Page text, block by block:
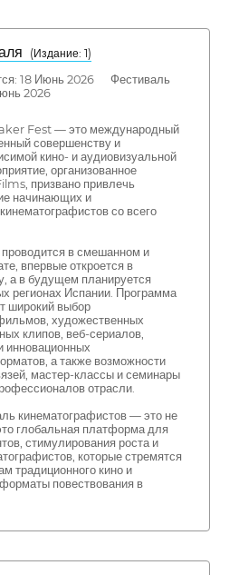
( Издание: 1)
18 Июнь 2026 Фестиваль
2026
Fest — это международный
совершенству и
кино- и аудиовизуальной
организованное
призвано привлечь
начинающих и
со всего
в смешанном и
впервые откроется в
а в будущем планируется
регионах Испании. Программа
широкий выбор
художественных
клипов, веб-сериалов,
инновационных
а также возможности
мастер-классы и семинары
отрасли.
кинематографистов — это не
глобальная платформа для
стимулирования роста и
которые стремятся
традиционного кино и
повествования в